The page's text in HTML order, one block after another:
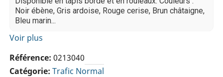
Noir ébène, Gris ardoise, Rouge cerise, Brun châtaigne,
Bleu marin...
Voir plus
Référence 0213040
Catégorie Trafic Normal